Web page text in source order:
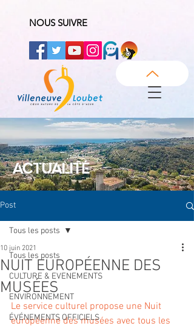
NOUS SUIVRE
ACTUALITÉ
Post
Tous les posts
CULTURE & EVENEMENTS
ENVIRONNEMENT
ÉVÉNEMENTS OFFICIELS
Tous les posts
NUIT EUROPÉENNE DES
MUSÉES
10 juin 2021
Le service culturel propose une Nuit
européenne des musées avec tous les